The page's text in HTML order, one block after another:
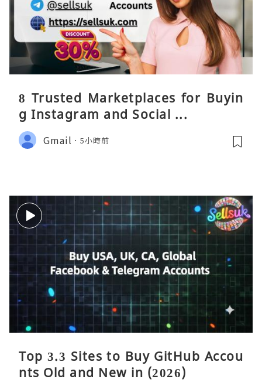
8 Trusted Marketplaces for Buyin
g Instagram and Social ...
Gmail 5小時前
Top 3.3 Sites to Buy GitHub Accou
nts Old and New in (2026)